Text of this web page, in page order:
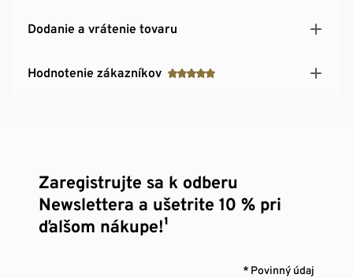
Dodanie a vrátenie tovaru
Hodnotenie zákazníkov
Zaregistrujte sa k odberu
Newslettera a ušetrite 10 % pri
ďalšom nákupe!¹
* Povinný údaj